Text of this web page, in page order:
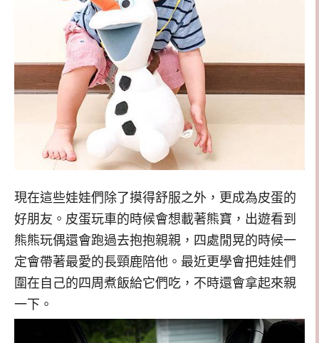
現在這些娃娃們除了摸得舒服之外，更成為皮蛋的
好朋友。皮蛋玩車的時候會想載著熊寶，出遊看到
熊熊玩偶還會跑過去抱抱親親，四處閒晃的時候一
定會帶著最愛的長頸鹿陪他。最近更學會把娃娃們
圍在自己的四周煮飯給它們吃，不時還會拿起來親
一下。